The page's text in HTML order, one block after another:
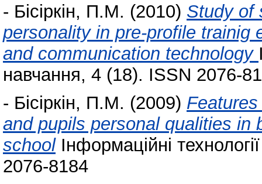
- Бісіркін, П.М. (2010) Study of
personality in pre-profile trainig
and communication technology
навчання, 4 (18). ISSN 2076-
- Бісіркін, П.М. (2009)
and pupils personal qualities in
schoolІнформаційні
2076-8184